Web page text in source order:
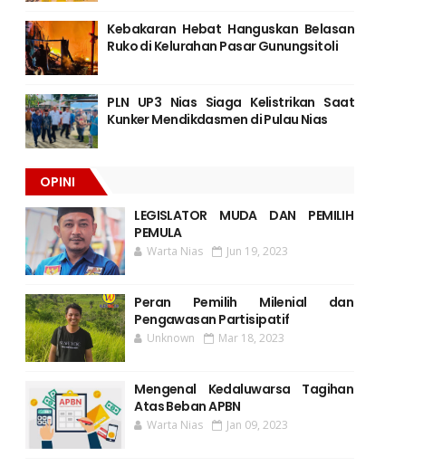
Kebakaran Hebat Hanguskan Belasan
Ruko di Kelurahan Pasar Gunungsitoli
PLN UP3 Nias Siaga Kelistrikan Saat
Kunker Mendikdasmen di Pulau Nias
OPINI
LEGISLATOR MUDA DAN PEMILIH
PEMULA
Warta Nias Jun 19, 2023
Peran Pemilih Milenial dan
Pengawasan Partisipatif
Unknown Mar 18, 2023
Mengenal Kedaluwarsa Tagihan
Atas Beban APBN
Warta Nias Jan 09, 2023